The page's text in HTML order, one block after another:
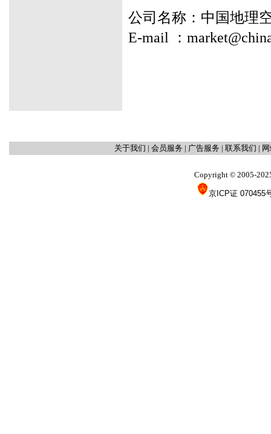
公司名称：中国地理
E-mail ：
关于我们 | 会员服务 | 广告服务 | 联系我们 |
Copyright © 2005-
京ICP证 070455